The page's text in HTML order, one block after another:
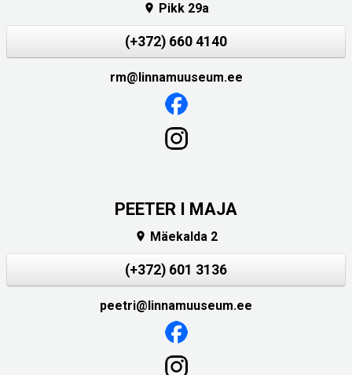
 Pikk 29a
(+372) 660 4140
rm@linnamuuseum.ee
PEETER I MAJA
 Mäekalda 2
(+372) 601 3136
peetri@linnamuuseum.ee